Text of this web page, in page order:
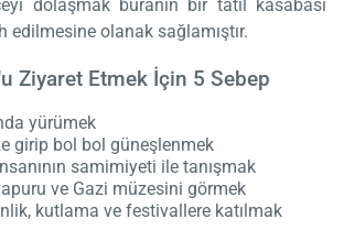
dolaşmak buranın bir tatil kasabası
edilmesine olanak sağlamıştır.
Ziyaret Etmek İçin 5 Sebep
yürümek
girip bol bol güneşlenmek
samimiyeti ile tanışmak
ve Gazi müzesini görmek
kutlama ve festivallere katılmak